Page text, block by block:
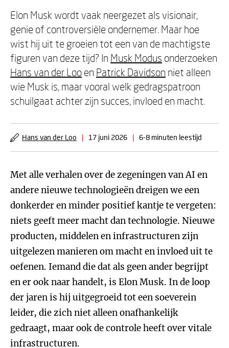
Elon Musk wordt vaak neergezet als visionair,
genie of controversiële ondernemer. Maar hoe
wist hij uit te groeien tot een van de machtigste
figuren van deze tijd? In Musk Modus onderzoeken
Hans van der Loo en Patrick Davidson niet alleen
wie Musk is, maar vooral welk gedragspatroon
schuilgaat achter zijn succes, invloed en macht.
Hans van der Loo | 17 juni 2026 | 6-8 minuten leestijd
Met alle verhalen over de zegeningen van AI en
andere nieuwe technologieën dreigen we een
donkerder en minder positief kantje te vergeten:
niets geeft meer macht dan technologie. Nieuwe
producten, middelen en infrastructuren zijn
uitgelezen manieren om macht en invloed uit te
oefenen. Iemand die dat als geen ander begrijpt
en er ook naar handelt, is Elon Musk. In de loop
der jaren is hij uitgegroeid tot een soeverein
leider, die zich niet alleen onafhankelijk
gedraagt, maar ook de controle heeft over vitale
infrastructuren.